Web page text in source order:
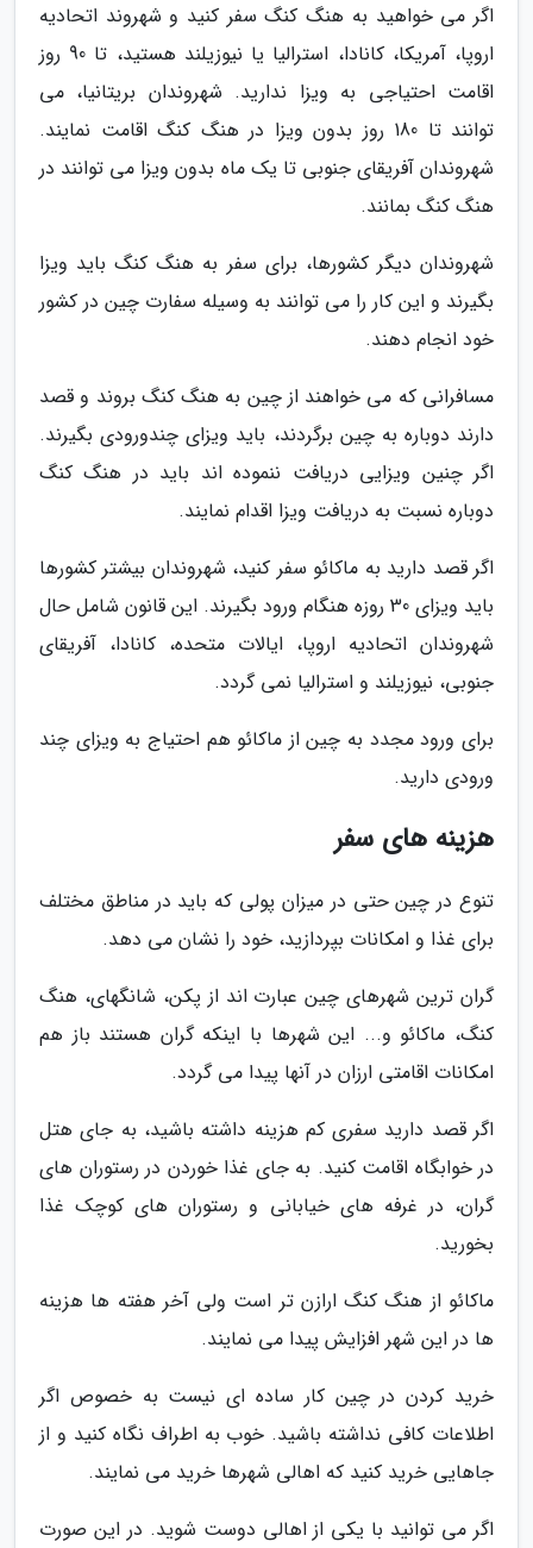
اگر می خواهید به هنگ کنگ سفر کنید و شهروند اتحادیه
اروپا، آمریکا، کانادا، استرالیا یا نیوزیلند هستید، تا 90 روز
اقامت احتیاجی به ویزا ندارید. شهروندان بریتانیا، می
توانند تا 180 روز بدون ویزا در هنگ کنگ اقامت نمایند.
شهروندان آفریقای جنوبی تا یک ماه بدون ویزا می توانند در
هنگ کنگ بمانند.
شهروندان دیگر کشورها، برای سفر به هنگ کنگ باید ویزا
بگیرند و این کار را می توانند به وسیله سفارت چین در کشور
خود انجام دهند.
مسافرانی که می خواهند از چین به هنگ کنگ بروند و قصد
دارند دوباره به چین برگردند، باید ویزای چندورودی بگیرند.
اگر چنین ویزایی دریافت ننموده اند باید در هنگ کنگ
دوباره نسبت به دریافت ویزا اقدام نمایند.
اگر قصد دارید به ماکائو سفر کنید، شهروندان بیشتر کشورها
باید ویزای 30 روزه هنگام ورود بگیرند. این قانون شامل حال
شهروندان اتحادیه اروپا، ایالات متحده، کانادا، آفریقای
جنوبی، نیوزیلند و استرالیا نمی گردد.
برای ورود مجدد به چین از ماکائو هم احتیاج به ویزای چند
ورودی دارید.
هزینه های سفر
تنوع در چین حتی در میزان پولی که باید در مناطق مختلف
برای غذا و امکانات بپردازید، خود را نشان می دهد.
گران ترین شهرهای چین عبارت اند از پکن، شانگهای، هنگ
کنگ، ماکائو و... این شهرها با اینکه گران هستند باز هم
امکانات اقامتی ارزان در آنها پیدا می گردد.
اگر قصد دارید سفری کم هزینه داشته باشید، به جای هتل
در خوابگاه اقامت کنید. به جای غذا خوردن در رستوران های
گران، در غرفه های خیابانی و رستوران های کوچک غذا
بخورید.
ماکائو از هنگ کنگ ارازن تر است ولی آخر هفته ها هزینه
ها در این شهر افزایش پیدا می نمایند.
خرید کردن در چین کار ساده ای نیست به خصوص اگر
اطلاعات کافی نداشته باشید. خوب به اطراف نگاه کنید و از
جاهایی خرید کنید که اهالی شهرها خرید می نمایند.
اگر می توانید با یکی از اهالی دوست شوید. در این صورت